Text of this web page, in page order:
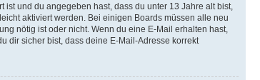
ist und du angegeben hast, dass du unter 13 Jahre alt bist,
aktiviert werden. Bei einigen Boards müssen alle neu
nötig ist oder nicht. Wenn du eine E-Mail erhalten hast,
dir sicher bist, dass deine E-Mail-Adresse korrekt